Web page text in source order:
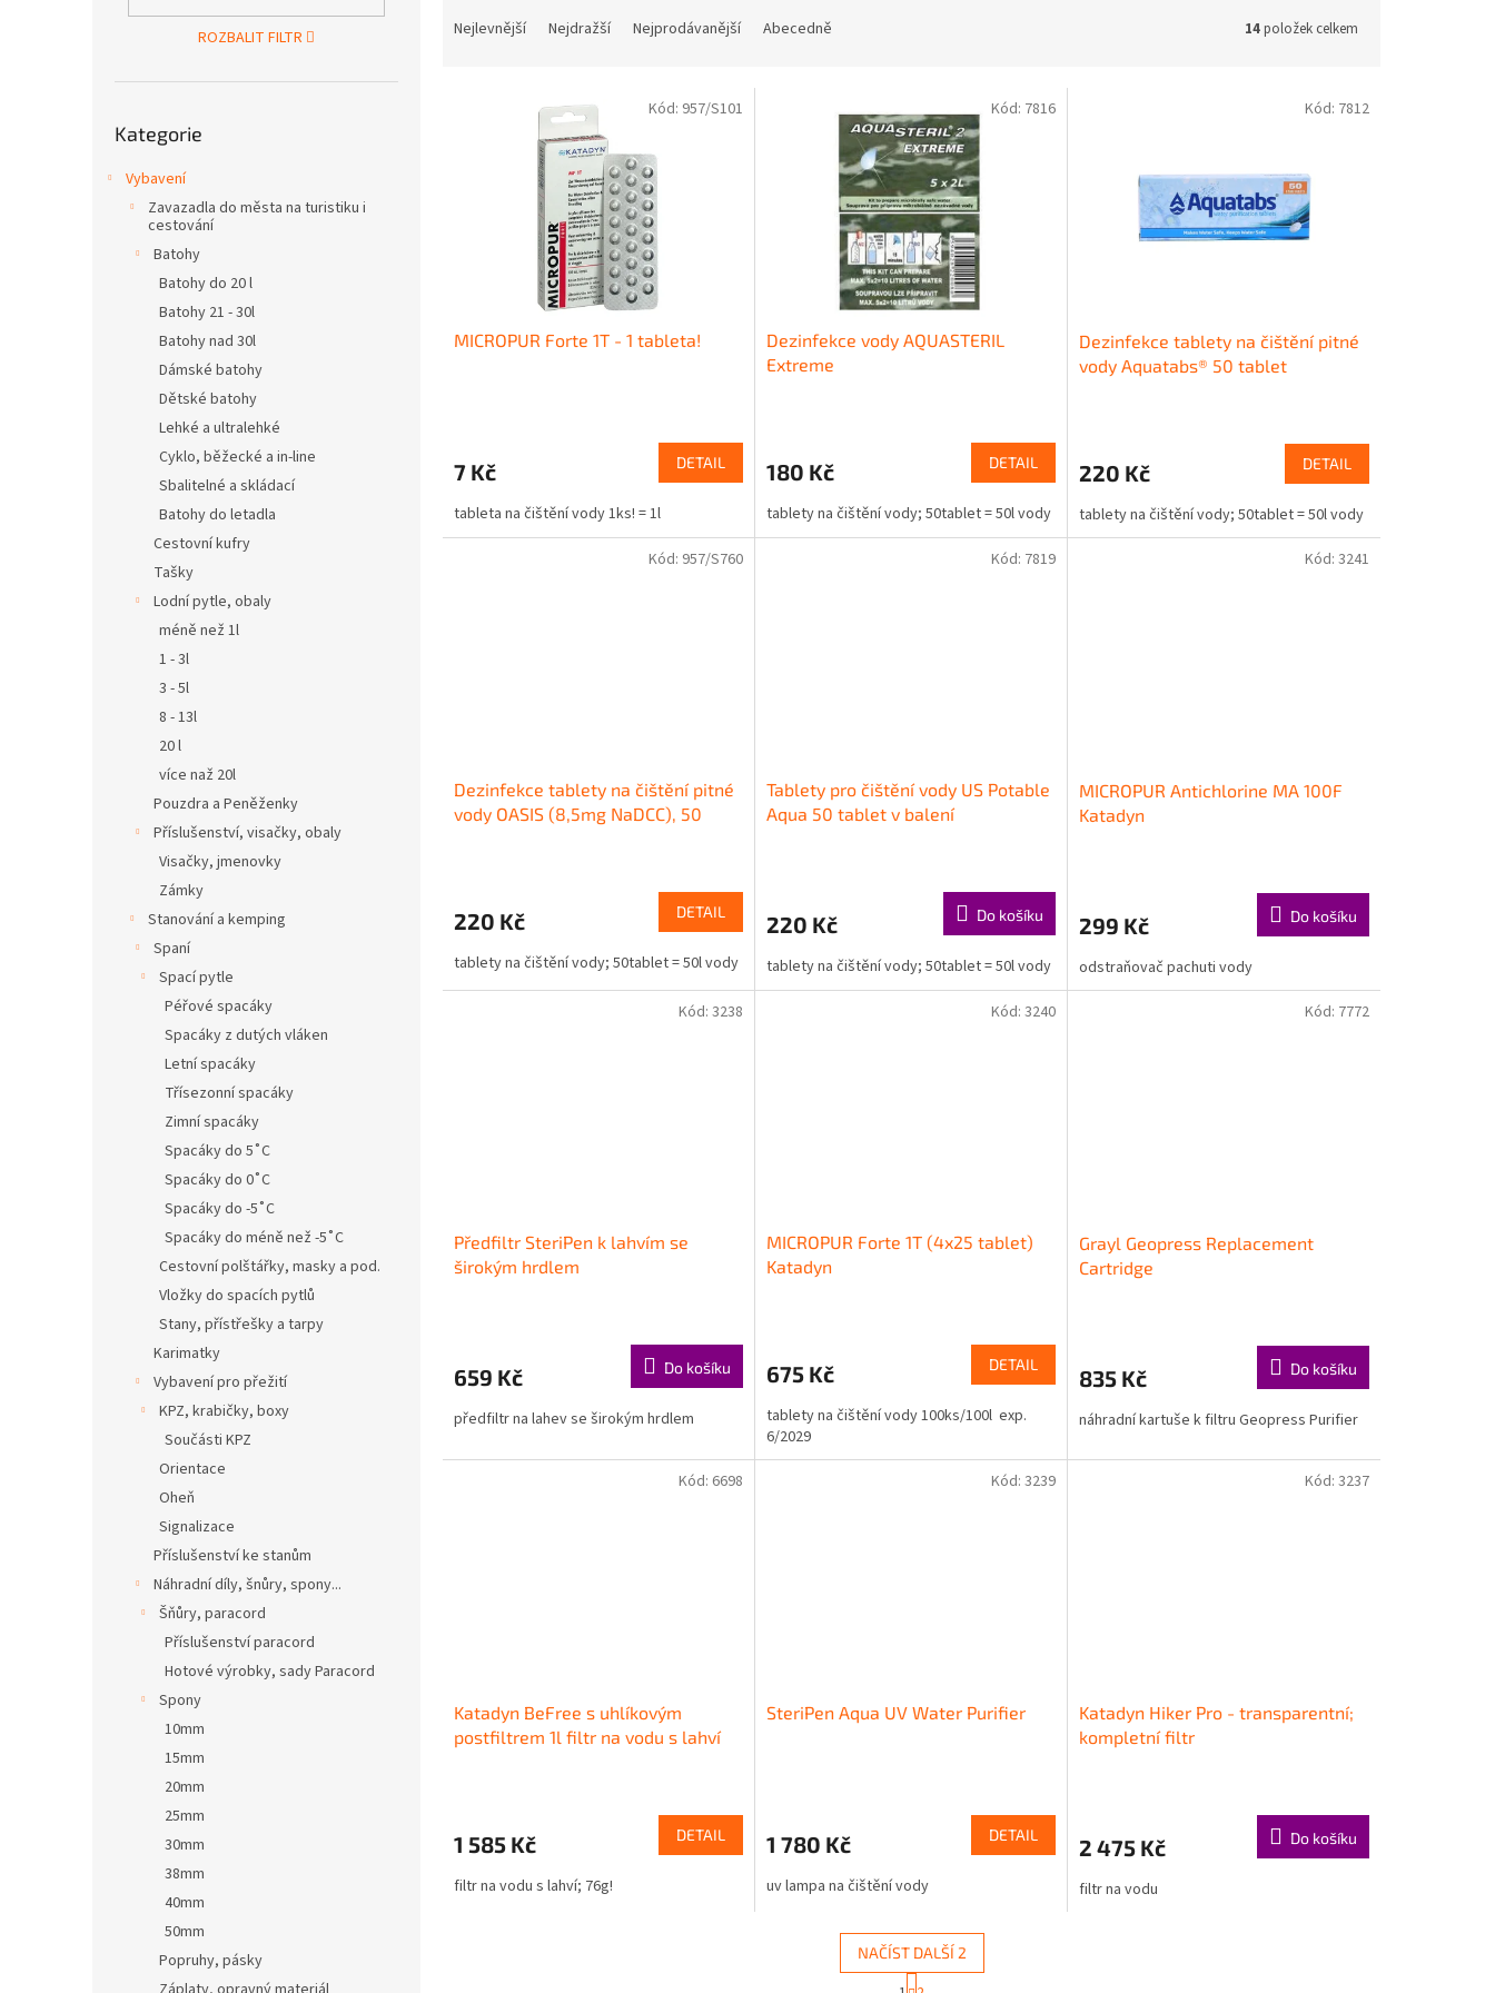
ROZBALIT FILTR
kategorie
Kategorie
Vybavení
Zavazadla do města na turistiku i
cestování
Batohy
Batohy do 20 l
Batohy 21 - 30l
Batohy nad 30l
Dámské batohy
Dětské batohy
Lehké a ultralehké
Cyklo, běžecké a in-line
Sbalitelné a skládací
Batohy do letadla
Cestovní kufry
Tašky
Lodní pytle, obaly
méně než 1l
1 - 3l
3 - 5l
8 - 13l
20 l
více naž 20l
Pouzdra a Peněženky
Příslušenství, visačky, obaly
Visačky, jmenovky
Zámky
Stanování a kemping
Spaní
Spací pytle
Péřové spacáky
Spacáky z dutých vláken
Letní spacáky
Třísezonní spacáky
Zimní spacáky
Spacáky do 5˚C
Spacáky do 0˚C
Spacáky do -5˚C
Spacáky do méně než -5˚C
Cestovní polštářky, masky a pod.
Vložky do spacích pytlů
Stany, přístřešky a tarpy
Karimatky
Vybavení pro přežití
KPZ, krabičky, boxy
Součásti KPZ
Orientace
Oheň
Signalizace
Příslušenství ke stanům
Náhradní díly, šnůry, spony...
Šňůry, paracord
Příslušenství paracord
Hotové výrobky, sady Paracord
Spony
10mm
15mm
20mm
25mm
30mm
38mm
40mm
50mm
Popruhy, pásky
Nejlevnější Nejdražší Nejprodávanější Abecedně 14položek celkem
MICROPUR Forte 1T - 1 tableta!
7 Kč DETAIL
tableta na čištění vody 1ks! = 1l
Kód: 957/S101
Dezinfekce vody AQUASTERIL
Extreme
180 Kč DETAIL
tablety na čištění vody; 50tablet = 50l vody
Kód: 7816
Dezinfekce tablety na čištění pitné
vody Aquatabs® 50 tablet
220 Kč DETAIL
tablety na čištění vody; 50tablet = 50l vody
Kód: 7812
Dezinfekce tablety na čištění pitné
vody OASIS (8,5mg NaDCC), 50
220 Kč DETAIL
tablety na čištění vody; 50tablet = 50l vody
Kód: 957/S760
Tablety pro čištění vody US Potable
Aqua 50 tablet v balení
220 Kč Do košíku
tablety na čištění vody; 50tablet = 50l vody
Kód: 7819
MICROPUR Antichlorine MA 100F
Katadyn
299 Kč Do košíku
odstraňovač pachuti vody
Kód: 3241
Předfiltr SteriPen k lahvím se
širokým hrdlem
659 Kč Do košíku
předfiltr na lahev se širokým hrdlem
Kód: 3238
MICROPUR Forte 1T (4x25 tablet)
Katadyn
675 Kč DETAIL
tablety na čištění vody 100ks/100l exp.
6/2029
Kód: 3240
Grayl Geopress Replacement
Cartridge
835 Kč Do košíku
náhradní kartuše k filtru Geopress Purifier
Kód: 7772
Katadyn BeFree s uhlíkovým
postfiltrem 1l filtr na vodu s lahví
1 585 Kč DETAIL
filtr na vodu s lahví; 76g!
Kód: 6698
SteriPen Aqua UV Water Purifier
1 780 Kč DETAIL
uv lampa na čištění vody
Kód: 3239
Katadyn Hiker Pro - transparentní;
kompletní filtr
2 475 Kč Do košíku
filtr na vodu
Kód: 3237
NAČÍST DALŠÍ 2